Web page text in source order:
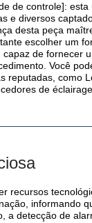
de controle]:
e diversos
desta peça
escolher um
de fornecer
Você
reputadas, como
de
recursos
informando
a detecção de